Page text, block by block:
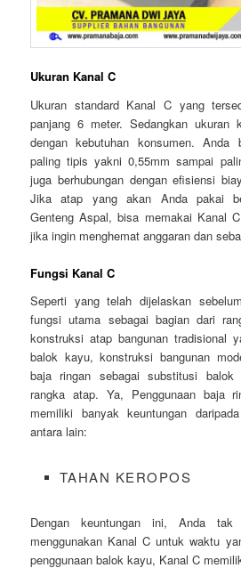
Ukuran Kanal C
Ukuran standard Kanal C yang
panjang 6 meter. Sedangkan ukuran
dengan kebutuhan konsumen.
paling tipis yakni 0,55mm sampai
juga berhubungan dengan efisiensi
Jika atap yang akan Anda pakai
Genteng Aspal, bisa memakai Kanal
jika ingin menghemat anggaran dan
Fungsi Kanal C
Seperti yang telah dijelaskan
fungsi utama sebagai bagian dari
konstruksi atap bangunan tradisional
balok kayu, konstruksi bangunan
baja ringan sebagai substitusi balok
rangka atap. Ya, Penggunaan baja
memiliki banyak keuntungan
antara lain:
TAHAN KEROPOS
Dengan keuntungan ini, Anda
menggunakan Kanal C untuk waktu
penggunaan balok kayu, Kanal C